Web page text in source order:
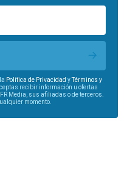
Política de Privacidad yTérminos y
recibir información u ofertas
Media, sus afiliadas o de terceros.
momento.